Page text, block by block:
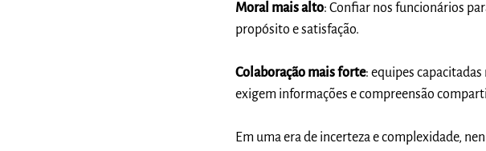
Moral mais alto: Confiar nos funcionários
propósito e satisfação.
Colaboração mais forte: equipes
exigem informações e compreensão
Em uma era de incerteza e complexidade,